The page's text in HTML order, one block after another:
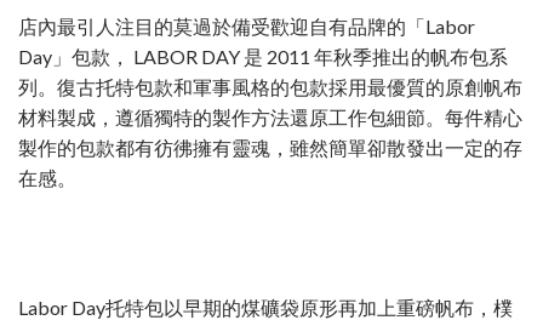
店內最引人注目的莫過於備受歡迎自有品牌的「Labor
Day」包款， LABOR DAY 是 2011 年秋季推出的帆布包系
列。復古托特包款和軍事風格的包款採用最優質的原創帆布
材料製成，遵循獨特的製作方法還原工作包細節。每件精心
製作的包款都有彷彿擁有靈魂，雖然簡單卻散發出一定的存
在感。
Labor Day托特包以早期的煤礦袋原形再加上重磅帆布，樸